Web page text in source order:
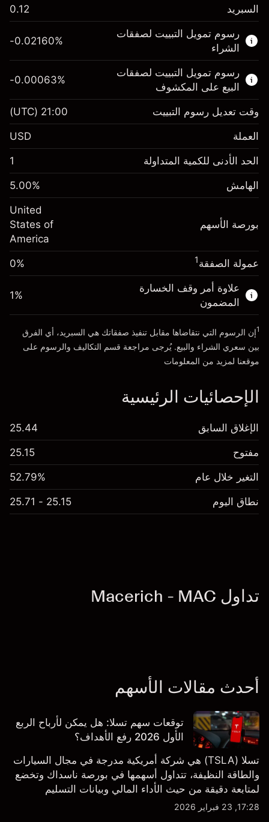
هذا السوق المالي متاح للتداول من خلال عقود
الفروقات.
اعرف المزيد عن:
عقود الفروقات
السبريد 0.12
رسوم تمويل التبييت لصفقات
الشراء
$1,000.00
رسوم التبييت
الرسوم من قيمة الصفقة الكاملة
%
(-$4.32)
حجم الصفقة بالرافعة المالية ~$20,000.00
الأموال من الرافعة المالية ~ دولار
انتقل إلى المنصة
-0.02160%
رسوم تمويل التبييت لصفقات
البيع على المكشوف
الهامش. استثمارك $1,000.00
رسوم التبييت
الرسوم من قيمة الصفقة الكاملة
-0.000626
%
(-$0.13)
حجم الصفقة بالرافعة المالية ~
الأموال من الرافعة المالية ~ دولار
انتقل إلى المنصة
-0.00063%
وقت تعديل رسوم التبييت 21:00
(UTC)
العملة USD
الحد الأدنى للكمية المتداولة 1
الهامش 5.00%
بورصة الأسهم
United
States of
America
عمولة الصفقة1
0%
علاوة أمر وقف الخسارة
المضمون
1%
1إن الرسوم التي نتقاضاها مقابل تنفيذ صفقاتك هي السبريد، أي الفرق
بين سعري الشراء والبيع. يُرجى مراجعة قسم التكاليف والرسوم على
موقعنا لمزيد من المعلومات
الإحصائيات الرئيسية
الإغلاق السابق 25.44
مفتوح 25.15
التغير خلال عام 52.79%
نطاق اليوم 25.15 - 25.71
تداول Macerich - MAC
أحدث مقالات الأسهم
توقعات سهم تسلا: هل يمكن لأرباح الربع
الأول 2026 رفع الأهداف؟
تسلا (TSLA) هي شركة أمريكية مدرجة في مجال السيارات
والطاقة النظيفة، تتداول أسهمها في بورصة ناسداك وتخضع
لمتابعة دقيقة من حيث الأداء المالي وبيانات التسليم
والتطورات في التكنولوجيا والتصنيع. استكشف أهداف أسعار
17:28, 23 فبراير 2026